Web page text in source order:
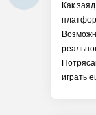
Как
играть